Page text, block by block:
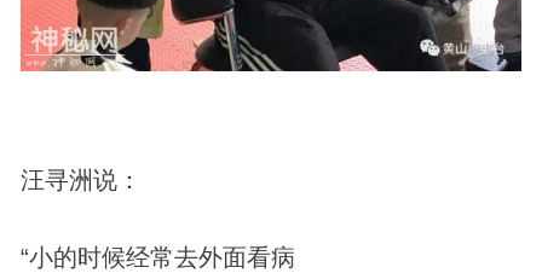
汪寻洲说：
“小的时候经常去外面看病